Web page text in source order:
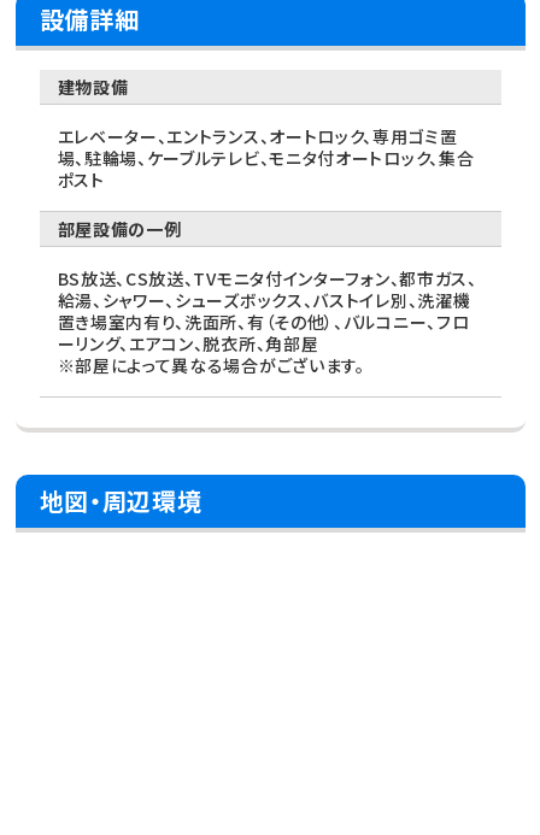
設備詳細
建物設備
エレベーター、エントランス、オートロック、専用ゴミ置
場、駐輪場、ケーブルテレビ、モニタ付オートロック、集合
ポスト
部屋設備の一例
BS放送、CS放送、TVモニタ付インターフォン、都市ガス、
給湯、シャワー、シューズボックス、バストイレ別、洗濯機
置き場室内有り、洗面所、有（その他）、バルコニー、フロ
ーリング、エアコン、脱衣所、角部屋
※部屋によって異なる場合がございます。
地図・周辺環境